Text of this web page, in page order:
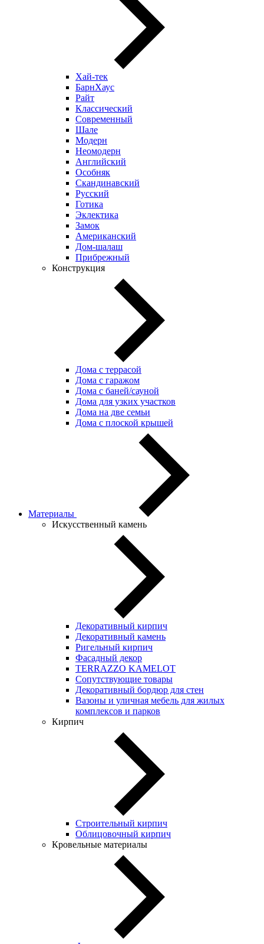
Хай-тек
БарнХаус
Райт
Классический
Современный
Шале
Модерн
Неомодерн
Английский
Особняк
Скандинавский
Русский
Готика
Эклектика
Замок
Американский
Дом-шалаш
Прибрежный
Конструкция
Дома с террасой
Дома с гаражом
Дома с баней/сауной
Дома для узких участков
Дома на две семьи
Дома с плоской крышей
Материалы
Искусственный камень
Декоративный кирпич
Декоративный камень
Ригельный кирпич
Фасадный декор
TERRAZZO KAMELOT
Сопутствующие товары
Декоративный бордюр для стен
Вазоны и уличная мебель для жилых
комплексов и парков
Кирпич
Строительный кирпич
Облицовочный кирпич
Кровельные материалы